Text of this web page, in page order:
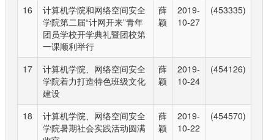
16
计算机学院和网络空间安全
学院第二届“计网开来”青年
团员学校开学典礼暨团校第
一课顺利举行
薛
颖
2019-
10-27
(453335)
17
计算机学院、网络空间安全
学院着力打造特色班级文化
建设
薛
颖
2019-
10-24
(454126)
18
计算机学院、网络空间安全
学院暑期社会实践活动圆满
薛
颖
2019-
10-22
(454570)